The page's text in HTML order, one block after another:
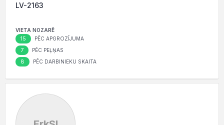
LV-2163
VIETA NOZARĒ
15 PĒC APGROZĪJUMA
7 PĒC PEĻŅAS
8 PĒC DARBINIEKU SKAITA